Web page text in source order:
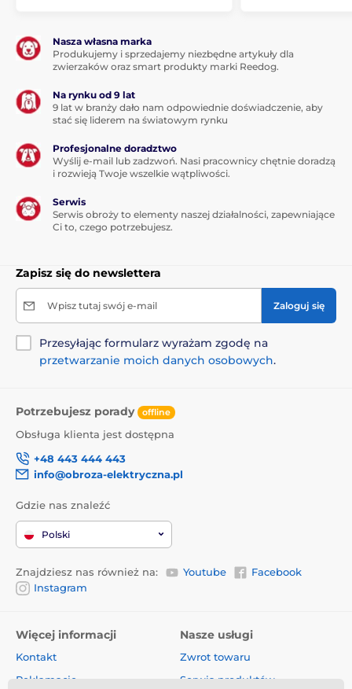
Any angle lub "dowolny kąt" oznacza
funkcję taśmy, dzięki, której taśma nie zacina
Pies może pójść w dowolnym kierunku, nawet
na spacery bez zmartwień, z poczuciem wolności.
Smycz z mulitpozycyjną taśmą, która nie przeszkadza
Smycz to nie tylko wygoda dla Ciebie, ale przede
wszystkim dla Twojego psa.
ciągniecie psa.
produkcji spadochronów wojskowych, dlatego
charakteryzuje się doskonałą zdolnością
Niezaprzeczalną zaletą smyczy jest design, który
zapewnia nie tylko wyjątkowy styl, ale także wygodę!
Funkcjonalne rozwiązanie to
Wygodny i pewny uchwyt pozwala na komfort
podczas spacerów. Smycz została wyposażona
wysokiej jakości chromowany karabińczyk do
Nasza własna marka
Produkujemy i sprzedajemy niezbędne artykuły dla
zwierzaków oraz smart produkty marki Reedog.
Na rynku od 9 lat
9 lat w branży dało nam odpowiednie doświadczenie, aby
stać się liderem na światowym rynku
Profesjonalne doradztwo
Wyślij e-mail lub zadzwoń. Nasi pracownicy chętnie doradzą
i rozwieją Twoje wszelkie wątpliwości.
Serwis
Serwis obroży to elementy naszej działalności, zapewniające
Ci to, czego potrzebujesz.
Zapisz się do newslettera
Wpisz tutaj swój e-mail Zaloguj się
Przesyłając formularz wyrażam zgodę na
przetwarzanie moich danych osobowych.
Potrzebujesz porady offline
Obsługa klienta jest dostępna
+48 443 444 443
info@obroza-elektryczna.pl
Gdzie nas znaleźć
Polski
Znajdziesz nas również na: Youtube
Facebook
Instagram
Więcej informacji
Kontakt
Reklamacje
Nasze usługi
Zwrot towaru
Serwis produktów